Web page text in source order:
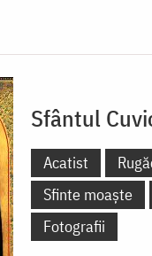
Sfântul
Acatist
Sfinte moaște
Fotografii